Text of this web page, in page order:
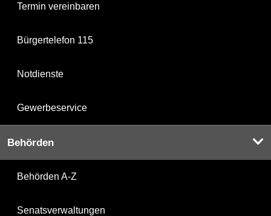
Termin vereinbaren
Bürgertelefon 115
Notdienste
Gewerbeservice
Behörden
Behörden A-Z
Senatsverwaltungen